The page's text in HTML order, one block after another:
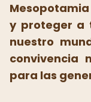
y proteger a
nuestro
convivencia
para las